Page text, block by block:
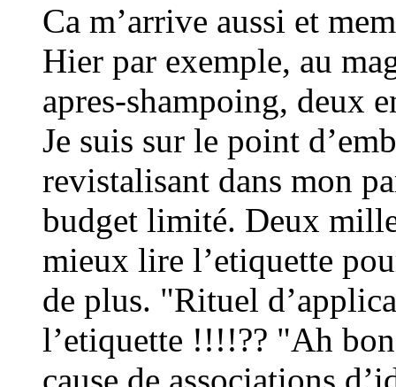
Ca m’arrive aussi et
Hier par exemple, au
apres-shampoing, deux
Je suis sur le point
revistalisant dans mon
budget limité. Deux
mieux lire l’etiquette
de plus. "Rituel
l’etiquette !!!!?? "Ah
cause de associations